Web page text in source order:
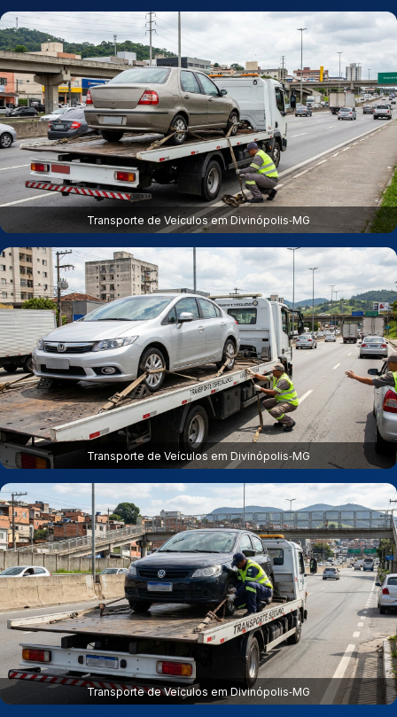
Transporte de Veículos em Divinópolis‑MG
Transporte de Veículos em Divinópolis‑MG
Transporte de Veículos em Divinópolis‑MG